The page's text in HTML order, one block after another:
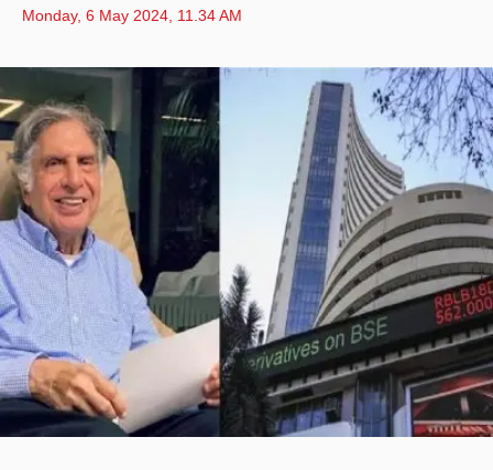
Monday, 6 May 2024, 11.34 AM